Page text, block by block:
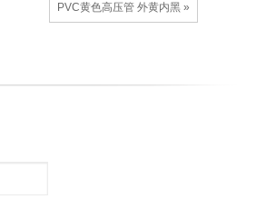
PVC黄色高压管 外黄内黑 »